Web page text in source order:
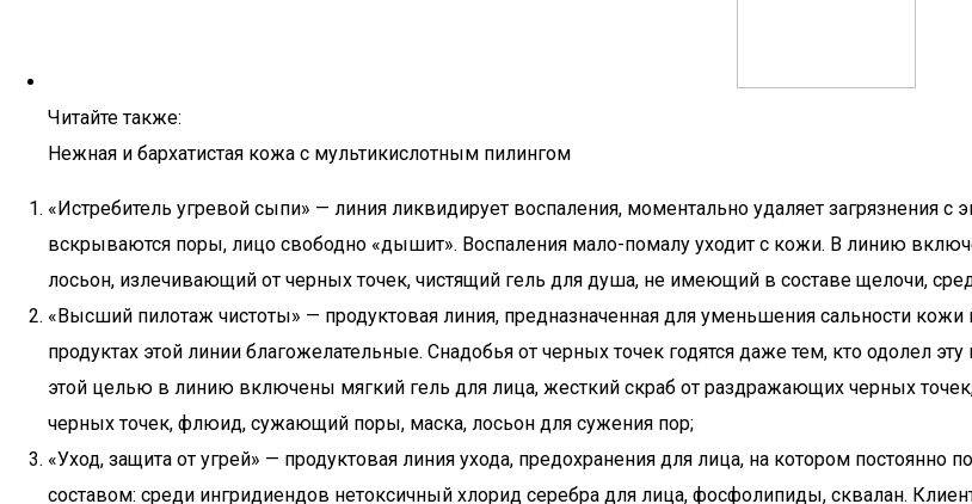
Читайте также:
Нежная и бархатистая кожа с мультикислотным пилингом
«Истребитель угревой сыпи» — линия ликвидирует воспаления, моментально удаляет загрязнения
вскрываются поры, лицо свободно «дышит». Воспаления мало-помалу уходит с кожи. В линию
лосьон, излечивающий от черных точек, чистящий гель для душа, не имеющий в составе щелочи,
«Высший пилотаж чистоты» — продуктовая линия, предназначенная для уменьшения сальности
продуктах этой линии благожелательные. Снадобья от черных точек годятся даже тем, кто одолел
этой целью в линию включены мягкий гель для лица, жесткий скраб от раздражающих черных
черных точек, флюид, сужающий поры, маска, лосьон для сужения пор;
«Уход, защита от угрей» — продуктовая линия ухода, предохранения для лица, на котором постоянно
составом: среди ингридиендов нетоксичный хлорид серебра для лица, фосфолипиды, сквалан.